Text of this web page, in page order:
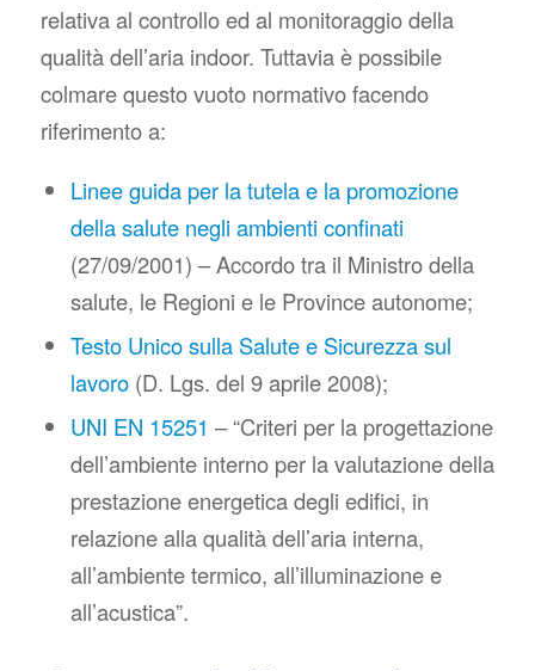
relativa al controllo ed al monitoraggio della
qualità dell’aria indoor. Tuttavia è possibile
colmare questo vuoto normativo facendo
riferimento a:
Linee guida per la tutela e la promozione
della salute negli ambienti confinati
(27/09/2001) – Accordo tra il Ministro della
salute, le Regioni e le Province autonome;
Testo Unico sulla Salute e Sicurezza sul
lavoro(D. Lgs. del 9 aprile 2008);
UNI EN 15251 – “Criteri per la progettazione
dell’ambiente interno per la valutazione della
prestazione energetica degli edifici, in
relazione alla qualità dell’aria interna,
all’ambiente termico, all’illuminazione e
all’acustica”.